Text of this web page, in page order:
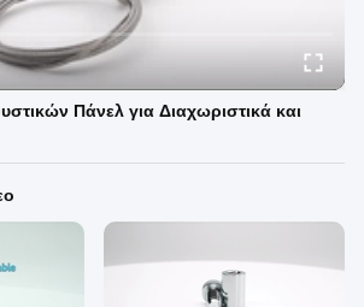
Πάνελ για Διαχωριστικά και